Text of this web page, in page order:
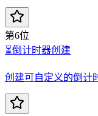
第6位
⏳倒计时器创建
创建可自定义的倒计